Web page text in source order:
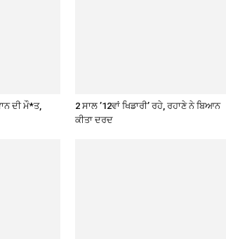
ਦੀ ਮੌ*ਤ,
2 ਸਾਲ ’12ਵਾਂ ਖਿਡਾਰੀ’ ਰਹੇ, ਰਹਾਣੇ ਨੇ ਬਿਆਨ
ਕੀਤਾ ਦਰਦ